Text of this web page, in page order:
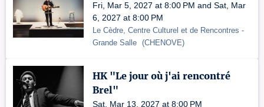
Fri, Mar 5, 2027 at 8:00 PM and Sat, Mar
6, 2027 at 8:00 PM
Le Cèdre, Centre Culturel et de Rencontres -
Grande Salle (CHENOVE)
HK "Le jour où j'ai rencontré
Brel"
Sat, Mar 13, 2027 at 8:00 PM